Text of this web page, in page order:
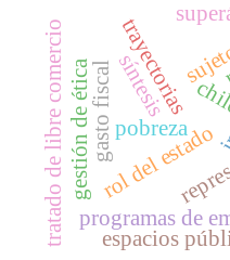
trayectorias
programas de
pobreza
rol del estado
gestión de éticagasto fiscal
tratado de libre comercio espacios
síntesis